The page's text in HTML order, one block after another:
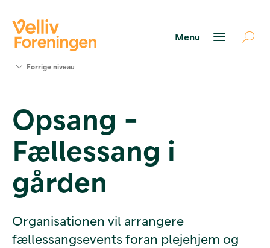
Værktøjer
og viden
Om Velliv
Foreningen
Kontakt
os
Forrige niveau
Opsang -
Fællessang i
gården
Organisationen vil arrangere
fællessangsevents foran plejehjem og